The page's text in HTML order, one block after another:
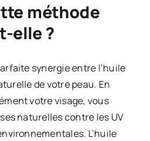
méthode
elle ?
synergie entre l’huile
de votre peau. En
votre visage, vous
naturelles contre les UV
L’huile